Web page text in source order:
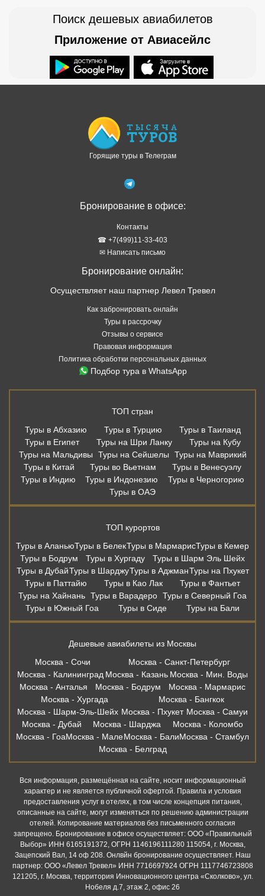
Поиск дешевых авиабилетов
Приложение от Авиасейлс
Горящие туры в Телеграм
Бронирование в офисе:
Контакты
☎ +7(499)11-33-403
✉ Написать письмо
Бронирование онлайн:
Осуществляет наш партнер Левел Тревел
Как забронировать онлайн
Туры в рассрочку
Отзывы о сервисе
Правовая информация
Политика обработки персональных данных
Подбор тура в WhatsApp
ТОП стран
Туры в Абхазию
Туры в Турцию
Туры в Таиланд
Туры в Египет
Туры на Шри Ланку
Туры на Кубу
Туры на Мальдивы
Туры на Сейшелы
Туры на Маврикий
Туры в Китай
Туры во Вьетнам
Туры в Венесуэлу
Туры в Индию
Туры в Индонезию
Туры в Черногорию
Туры в ОАЭ
ТОП курортов
Туры в АланьюТуры в БелекТуры в МармарисТуры в Кемер
Туры в Бодрум
Туры в Хургаду
Туры в Шарм Эль Шейх
Туры в ДубайТуры в ШарджуТуры в АджманТуры на Пхукет
Туры в Паттайю
Туры в Као Лак
Туры в Фантьет
Туры на Хайнань Туры в Варадеро Туры в Северный Гоа
Туры в Южный Гоа
Туры в Сиде Туры на Бали
Дешевые авиабилеты из Москвы
Москва - Сочи
Москва - Санкт-Петербург
Москва - Калининград Москва - Казань Москва - Мин. Воды
Москва - Анталья
Москва - Бодрум
Москва - Мармарис
Москва - Хургада
Москва - Бангкок
Москва - Шарм-Эль-Шейх Москва - Пхукет Москва - Самуи
Москва - Дубай
Москва - Шарджа
Москва - Коломбо
Москва - ГоаМосква - МалеМосква - БалиМосква - Стамбул
Москва - Белград
Вся информация, размещённая на сайте, носит информационный
характер и не является публичной офертой. Правила и условия
предоставления услуг в отелях, в том числе концепция питания,
описанные на сайте, могут изменяться по решению администрации
отелей. Копирование материалов без письменного согласия
запрещено. Бронирование в офисе осуществляет: ООО «Правильный
Выбор» ИНН 6165191372, ОГРН 1146196111280 115054, г. Москва,
Зацепский Вал, 14 оф 208. Онлвйн бронирование осуществляет. Наш
партнер: ООО «Левел Тревел» ИНН 7716697924 ОГРН 1117746723808
121205, г. Москва, территория Инновационного центра «Сколково», ул.
Нобеля д.7, этаж 2, офис 26